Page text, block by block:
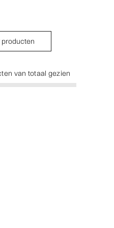
producten
van totaal gezien
Progress value is30%